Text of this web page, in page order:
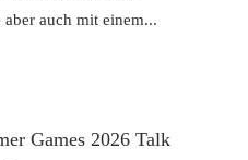
auch mit einem...
Games 2026 Talk